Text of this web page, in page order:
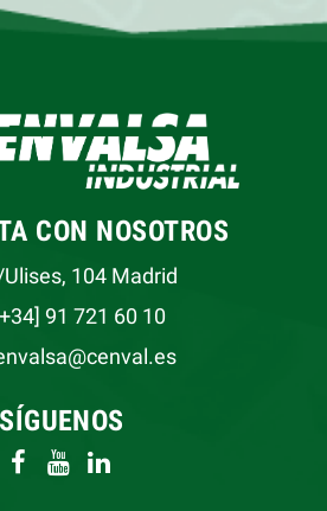
CON NOSOTROS
104 Madrid
91 721 60 10
SÍGUENOS